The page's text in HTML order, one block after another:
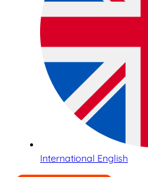
International English